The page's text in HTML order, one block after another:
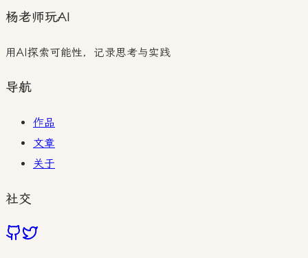
杨老师玩AI
用AI探索可能性，记录思考与实践
导航
作品
文章
关于
社交